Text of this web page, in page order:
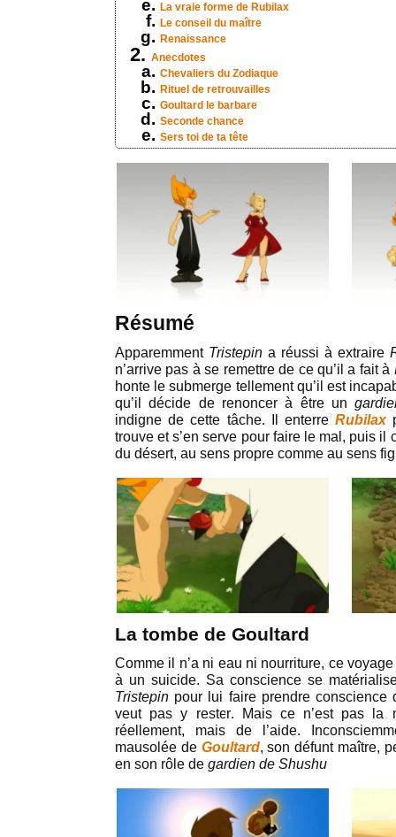
La vraie forme de Rubilax
Le conseil du maître
Renaissance
Anecdotes
Chevaliers du Zodiaque
Rituel de retrouvailles
Goultard le barbare
Seconde chance
Sers toi de ta tête
Résumé
Apparemment Tristepin a réussi à extraire
n’arrive pas à se remettre de ce qu’il a fait à
honte le submerge tellement qu’il est
qu’il décide de renoncer à être un
indigne de cette tâche. Il enterreRubilax
trouve et s’en serve pour faire le mal, puis il
du désert, au sens propre comme au sens
La tombe de Goultard
Comme il n’a ni eau ni nourriture, ce
à un suicide. Sa conscience se
Tristepin pour lui faire prendre conscience
veut pas y rester. Mais ce n’est pas la
réellement, mais de l’aide.
mausolée de Goultard, son défunt maître,
en son rôle de gardien de Shushu